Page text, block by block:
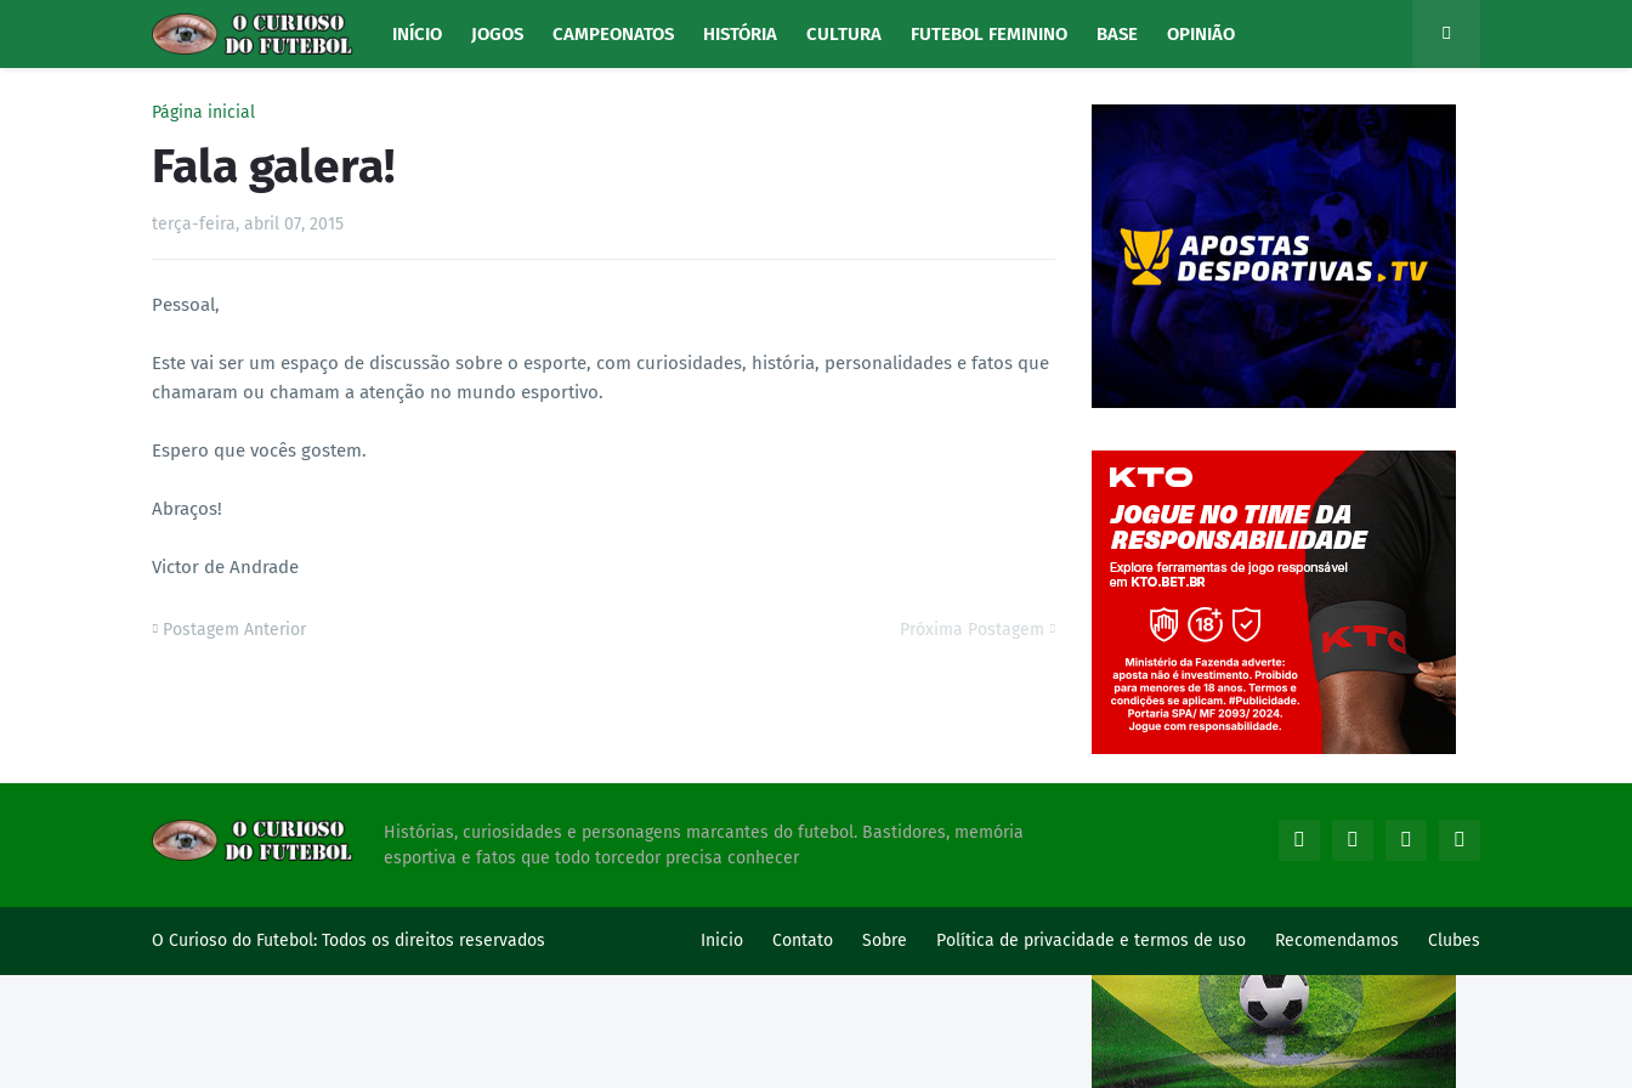
INÍCIO JOGOS CAMPEONATOS HISTÓRIA CULTURA FUTEBOL FEMININO BASE OPINIÃO
Página inicial
Fala galera!
terça-feira, abril 07, 2015
Pessoal,
Este vai ser um espaço de discussão sobre o esporte, com curiosidades, história, personalidades e fatos que
chamaram ou chamam a atenção no mundo esportivo.
Espero que vocês gostem.
Abraços!
Victor de Andrade
Postagem Anterior Próxima Postagem
Jogue com responsabilidade. 18+
Histórias, curiosidades e personagens marcantes do futebol. Bastidores, memória
esportiva e fatos que todo torcedor precisa conhecer
O Curioso do Futebol: Todos os direitos reservados Inicio Contato Sobre Política de privacidade e termos de uso Recomendamos Clubes